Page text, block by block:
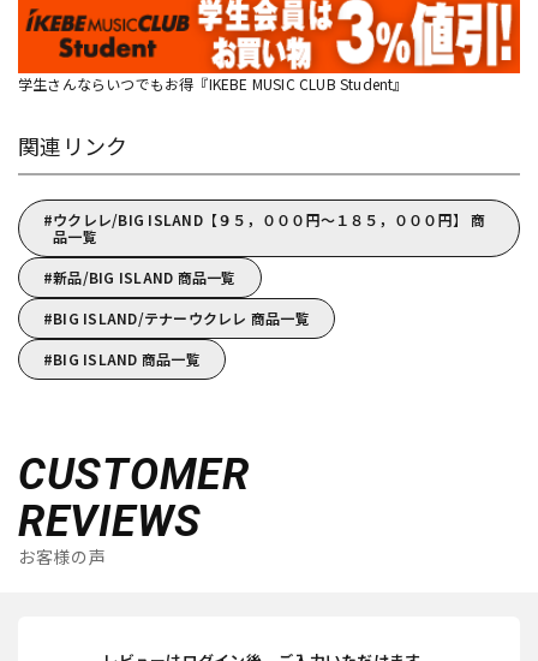
学生さんならいつでもお得『IKEBE MUSIC CLUB Student』
関連リンク
ウクレレ/BIG ISLAND【９５，０００円～１８５，０００円】 商
品一覧
新品/BIG ISLAND 商品一覧
BIG ISLAND/テナーウクレレ 商品一覧
BIG ISLAND 商品一覧
CUSTOMER
REVIEWS
お客様の声